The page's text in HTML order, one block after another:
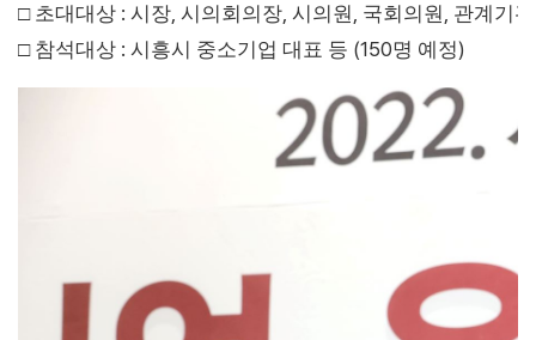
□ 초대대상 : 시장, 시의회의장, 시의원 , 국회의원 , 관계기
□ 참석대상 : 시흥시 중소기업 대표 등 (150명 예정)